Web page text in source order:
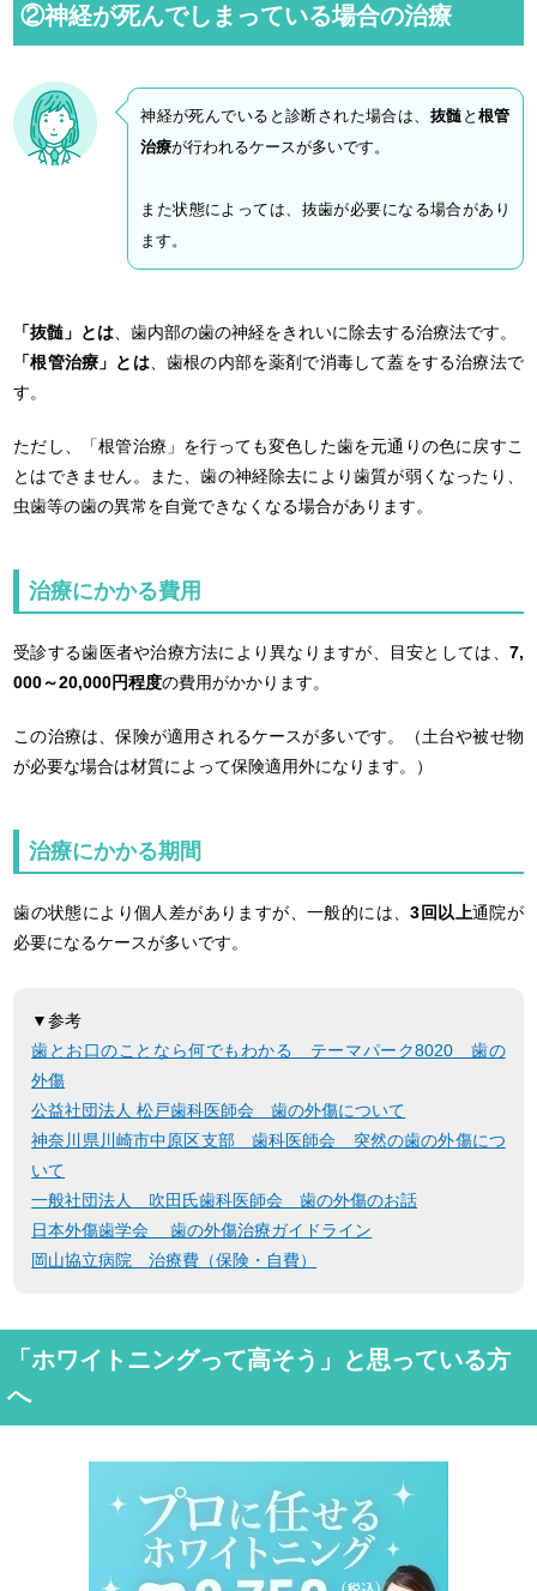
②神経が死んでしまっている場合の治療
神経が死んでいると診断された場合は、 抜髄 と 根管
治療が行われるケースが多いです。
また状態によっては、抜歯が必要になる場合があり
ます。
「抜髄」とは 、歯内部の歯の神経をきれいに除去する治療法です。
「根管治療」とは、歯根の内部を薬剤で消毒して蓋をする治療法で
す。
ただし、「根管治療」を行っても変色した歯を元通りの色に戻すこ
とはできません。また、歯の神経除去により歯質が弱くなったり、
虫歯等の歯の異常を自覚できなくなる場合があります。
治療にかかる費用
受診する歯医者や治療方法により異なりますが、目安としては、 7,
000～20,000円程度の費用がかかります。
この治療は、保険が適用されるケースが多いです。（土台や被せ物
が必要な場合は材質によって保険適用外になります。）
治療にかかる期間
歯の状態により個人差がありますが、一般的には、3回以上通院が
必要になるケースが多いです。
▼参考
歯とお口のことなら何でもわかる テーマパーク8020 歯の
外傷
公益社団法人 松戸歯科医師会 歯の外傷について
神奈川県川崎市中原区支部 歯科医師会 突然の歯の外傷につ
いて
一般社団法人 吹田氏歯科医師会 歯の外傷のお話
日本外傷歯学会 歯の外傷治療ガイドライン
岡山協立病院 治療費（保険・自費）
「ホワイトニングって高そう」と思っている方
へ